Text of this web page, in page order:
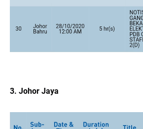
3. Johor Jaya